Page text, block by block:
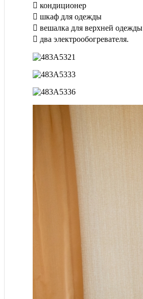
кондиционер
шкаф для одежды
вешалка для верхней одежды
два электрообогревателя.